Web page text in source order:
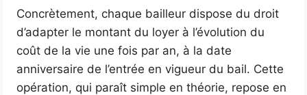
Concrètement, chaque bailleur dispose du droit
d’adapter le montant du loyer à l’évolution du
coût de la vie une fois par an, à la date
anniversaire de l’entrée en vigueur du bail. Cette
opération, qui paraît simple en théorie, repose en